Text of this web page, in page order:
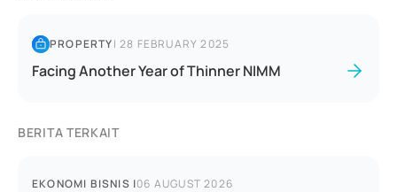
PROPERTY|28 FEBRUARY 2025
Facing Another Year of Thinner NIMM
BERITA TERKAIT
EKONOMI BISNIS |06 AUGUST 2026